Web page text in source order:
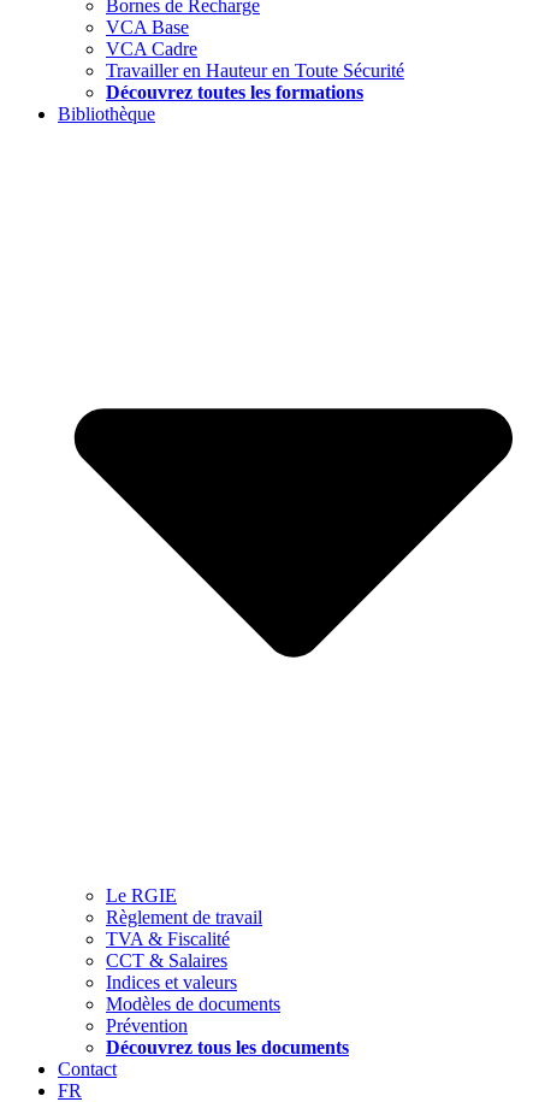
Bornes de Recharge
VCA Base
VCA Cadre
Travailler en Hauteur en Toute Sécurité
Découvrez toutes les formations
Bibliothèque
Le RGIE
Règlement de travail
TVA & Fiscalité
CCT & Salaires
Indices et valeurs
Modèles de documents
Prévention
Découvrez tous les documents
Contact
FR